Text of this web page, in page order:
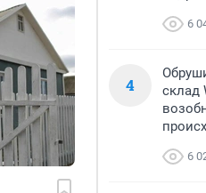
6
4
склад
6